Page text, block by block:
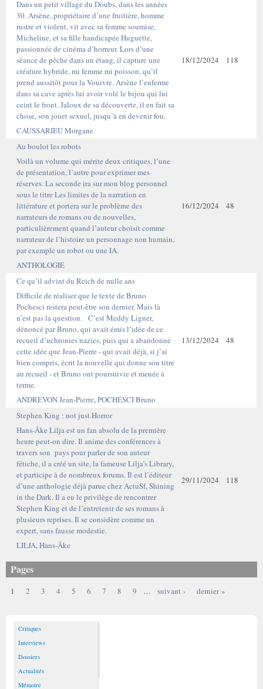
Dans un petit village du Doubs, dans les années
30. Arsène, propriétaire d’une fruitière, homme
rustre et violent, vit avec sa femme soumise,
Micheline, et sa fille handicapée Huguette,
passionnée de cinéma d’horreur. Lors d’une
séance de pêche dans un étang, il capture une
créature hybride, mi femme mi poisson, qu’il
prend aussitôt pour la Vouivre. Arsène l’enferme
dans sa cave après lui avoir volé le bijou qui lui
ceint le front. Jaloux de sa découverte, il en fait sa
chose, son jouet sexuel, jusqu’à en devenir fou.
CAUSSARIEU Morgane
18/12/2024 118
Au boulot les robots
Voilà un volume qui mérite deux critiques, l’une
de présentation, l’autre pour exprimer mes
réserves. La seconde ira sur mon blog personnel
sous le titre Les limites de la narration en
littérature et portera sur le problème des
narrateurs de romans ou de nouvelles,
particulièrement quand l’auteur choisit comme
narrateur de l’histoire un personnage non humain,
par exemple un robot ou une IA.
ANTHOLOGIE
16/12/2024 48
Ce qu’il advint du Reich de mille ans
Difficile de réaliser que le texte de Bruno
Pochesci restera peut-être son dernier. Mais là
n’est pas la question. C’est Meddy Ligner,
dénoncé par Bruno, qui avait émis l’idée de ce
recueil d’uchronies nazies, puis qui a abandonné
cette idée que Jean-Pierre - qui avait déjà, si j’ai
bien compris, écrit la nouvelle qui donne son titre
au recueil - et Bruno ont poursuivie et menée à
terme.
ANDREVON Jean-Pierre,POCHESCI Bruno
13/12/2024 48
Stephen King : not just Horror
Hans-Åke Lilja est un fan absolu de la première
heure peut-on dire. Il anime des conférences à
travers son pays pour parler de son auteur
fétiche, il a créé un site, la fameuse Lilja’s Library,
et participe à de nombreux forums. Il est l’éditeur
d’une anthologie déjà parue chez ActuSf, Shining
in the Dark. Il a eu le privilège de rencontrer
Stephen King et de l’entretenir de ses romans à
plusieurs reprises. Il se considère comme un
expert, sans fausse modestie.
LILJA,Hans-Åke
29/11/2024 118
Pages
1 2 3 4 5 6 7 8 9 … suivant › dernier »
Critiques
Interviews
Dossiers
Actualités
Mémoire